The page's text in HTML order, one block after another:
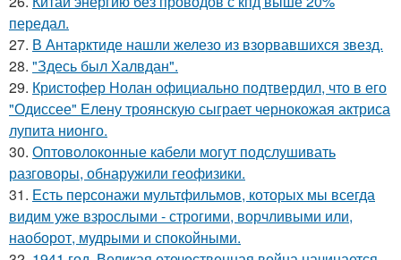
передал.
27. В Антарктиде нашли железо из взорвавшихся звезд.
28. "Здесь был Халвдан".
29. Кристофер Нолан официально подтвердил, что в его
"Одиссее" Елену троянскую сыграет чернокожая актриса
лупита нионго.
30. Оптоволоконные кабели могут подслушивать
разговоры, обнаружили геофизики.
31. Есть персонажи мультфильмов, которых мы всегда
видим уже взрослыми - строгими, ворчливыми или,
наоборот, мудрыми и спокойными.